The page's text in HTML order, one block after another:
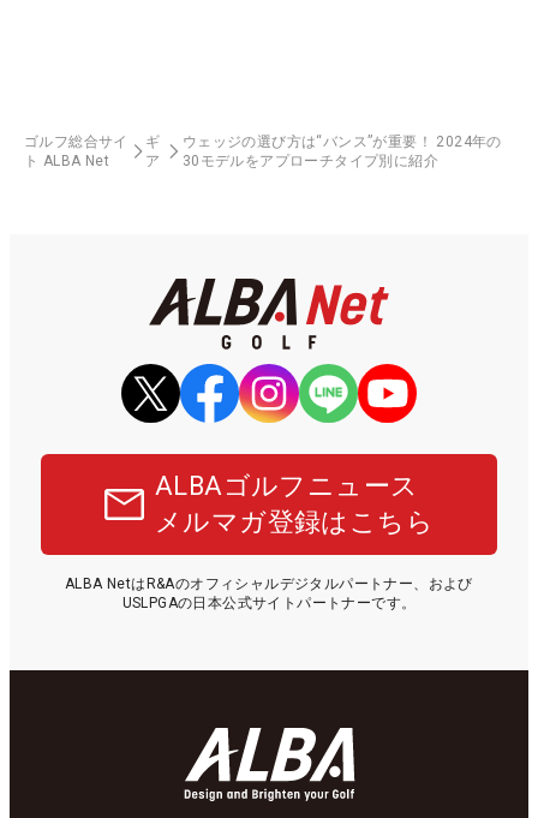
ゴルフ総合サイ
ト ALBA Net
ギ
ア
ウェッジの選び方は“バンス”が重要！ 2024年の
30モデルをアプローチタイプ別に紹介
ALBAゴルフニュース
メルマガ登録はこちら
ALBA NetはR&Aのオフィシャルデジタルパートナー、および
USLPGAの日本公式サイトパートナーです。